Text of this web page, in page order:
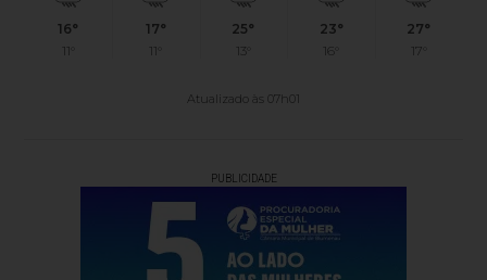
16°
11°
17°
11°
25°
13°
23°
16°
27°
17°
Atualizado às 07h01
PUBLICIDADE